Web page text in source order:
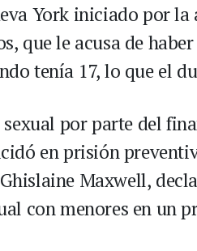
York iniciado por
que le acusa de
tenía 17, lo que el
por parte del
en prisión
Maxwell,
con menores en un